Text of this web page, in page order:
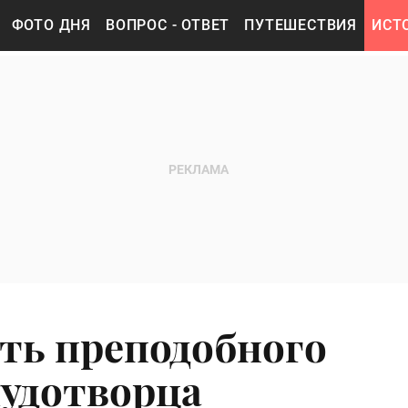
ФОТО ДНЯ ВОПРОС - ОТВЕТ ПУТЕШЕСТВИЯ
преподобного